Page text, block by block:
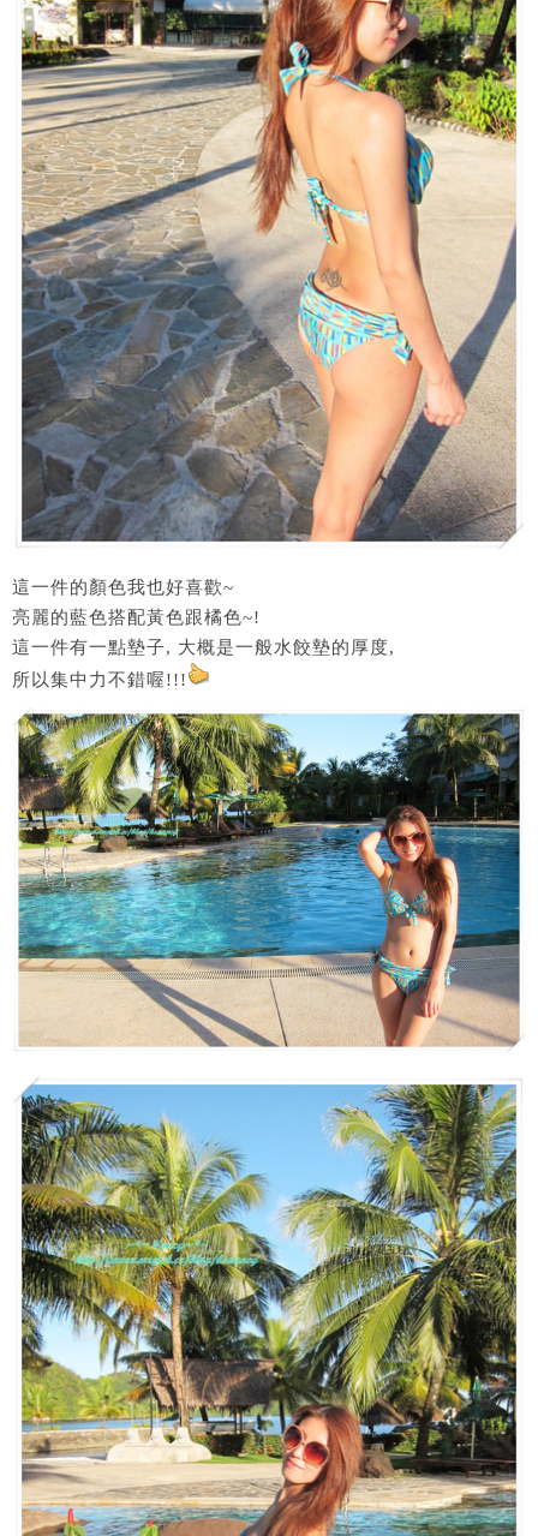
這一件的顏色我也好喜歡~
亮麗的藍色搭配黃色跟橘色~!
這一件有一點墊子, 大概是一般水餃墊的厚度,
所以集中力不錯喔!!!